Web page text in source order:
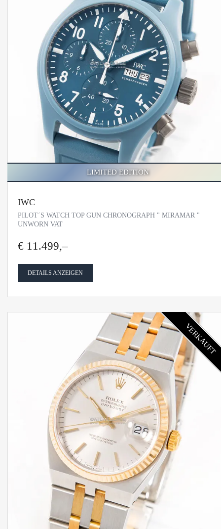
LIMITED EDITION
IWC
PILOT´S WATCH TOP GUN CHRONOGRAPH " MIRAMAR "
UNWORN VAT
€ 11.499,–
DETAILS ANZEIGEN
VERKAUFT